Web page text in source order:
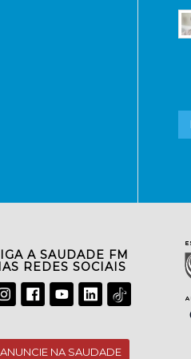
A SAUDADE FM
REDES SOCIAIS
ANUNCIE NA SAUDADE